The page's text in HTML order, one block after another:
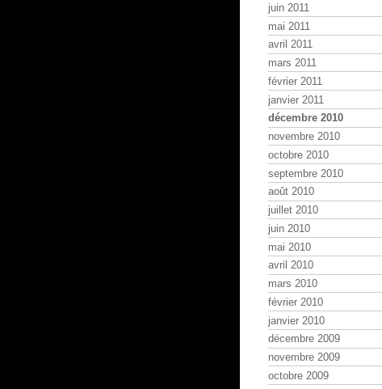
juin 2011
mai 2011
avril 2011
mars 2011
février 2011
janvier 2011
décembre 2010
novembre 2010
octobre 2010
septembre 2010
août 2010
juillet 2010
juin 2010
mai 2010
avril 2010
mars 2010
février 2010
janvier 2010
décembre 2009
novembre 2009
octobre 2009